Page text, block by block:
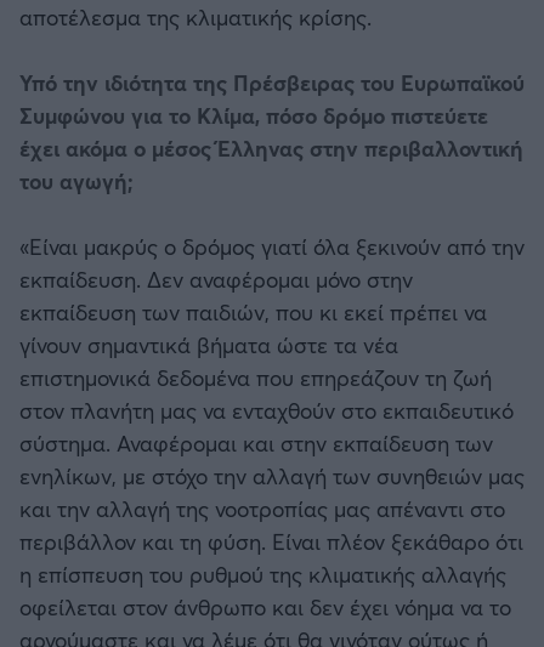
αποτέλεσμα της κλιματικής κρίσης.
Υπό την ιδιότητα της Πρέσβειρας του Ευρωπαϊκού
Συμφώνου για το Κλίμα, πόσο δρόμο πιστεύετε
έχει ακόμα ο μέσος Έλληνας στην περιβαλλοντική
του αγωγή;
«Είναι μακρύς ο δρόμος γιατί όλα ξεκινούν από την
εκπαίδευση. Δεν αναφέρομαι μόνο στην
εκπαίδευση των παιδιών, που κι εκεί πρέπει να
γίνουν σημαντικά βήματα ώστε τα νέα
επιστημονικά δεδομένα που επηρεάζουν τη ζωή
στον πλανήτη μας να ενταχθούν στο εκπαιδευτικό
σύστημα. Αναφέρομαι και στην εκπαίδευση των
ενηλίκων, με στόχο την αλλαγή των συνηθειών μας
και την αλλαγή της νοοτροπίας μας απέναντι στο
περιβάλλον και τη φύση. Είναι πλέον ξεκάθαρο ότι
η επίσπευση του ρυθμού της κλιματικής αλλαγής
οφείλεται στον άνθρωπο και δεν έχει νόημα να το
αρνούμαστε και να λέμε ότι θα γινόταν ούτως ή